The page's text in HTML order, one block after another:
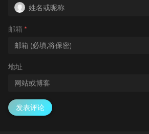
邮箱 *
地址
发表评论